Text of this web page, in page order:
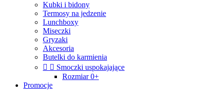
Kubki i bidony
Termosy na jedzenie
Lunchboxy
Miseczki
Gryzaki
Akcesoria
Butelki do karmienia
  Smoczki uspokajające
Rozmiar 0+
Promocje